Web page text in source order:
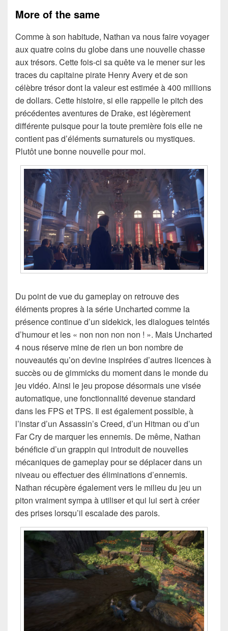
More of the same
Comme à son habitude, Nathan va nous faire voyager
aux quatre coins du globe dans une nouvelle chasse
aux trésors. Cette fois-ci sa quête va le mener sur les
traces du capitaine pirate Henry Avery et de son
célèbre trésor dont la valeur est estimée à 400 millions
de dollars. Cette histoire, si elle rappelle le pitch des
précédentes aventures de Drake, est légèrement
différente puisque pour la toute première fois elle ne
contient pas d’éléments surnaturels ou mystiques.
Plutôt une bonne nouvelle pour moi.
Du point de vue du gameplay on retrouve des
éléments propres à la série Uncharted comme la
présence continue d’un sidekick, les dialogues teintés
d’humour et les « non non non non ! ». Mais Uncharted
4 nous réserve mine de rien un bon nombre de
nouveautés qu’on devine inspirées d’autres licences à
succès ou de gimmicks du moment dans le monde du
jeu vidéo. Ainsi le jeu propose désormais une visée
automatique, une fonctionnalité devenue standard
dans les FPS et TPS. Il est également possible, à
l’instar d’un Assassin’s Creed, d’un Hitman ou d’un
Far Cry de marquer les ennemis. De même, Nathan
bénéficie d’un grappin qui introduit de nouvelles
mécaniques de gameplay pour se déplacer dans un
niveau ou effectuer des éliminations d’ennemis.
Nathan récupère également vers le milieu du jeu un
piton vraiment sympa à utiliser et qui lui sert à créer
des prises lorsqu’il escalade des parois.